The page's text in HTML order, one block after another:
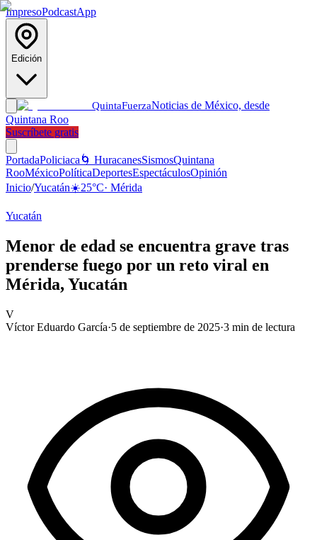
ImpresoPodcastApp
Edición
QuintaFuerzaNoticias de México, desde
Quintana Roo
Suscríbete gratis
PortadaPoliciaca 🌀 HuracanesSismosQuintana
RooMéxicoPolíticaDeportesEspectáculosOpinión
Inicio/Yucatán☀️25°C· Mérida
Yucatán
Menor de edad se encuentra grave tras
prenderse fuego por un reto viral en
Mérida, Yucatán
V
Víctor Eduardo García·5 de septiembre de 2025·3 min de lectura